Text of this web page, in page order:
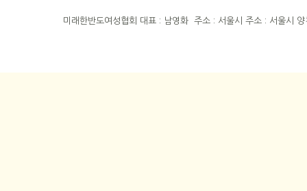
미래한반도여성협회 대표 : 남영화 주소 : 서울시 주소 : 서울